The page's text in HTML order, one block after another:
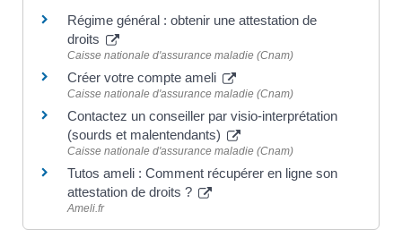
Régime général : obtenir une attestation de
droits
Caisse nationale d'assurance maladie (Cnam)
Créer votre compte ameli
Caisse nationale d'assurance maladie (Cnam)
Contactez un conseiller par visio-interprétation
(sourds et malentendants)
Caisse nationale d'assurance maladie (Cnam)
Tutos ameli : Comment récupérer en ligne son
attestation de droits ?
Ameli.fr